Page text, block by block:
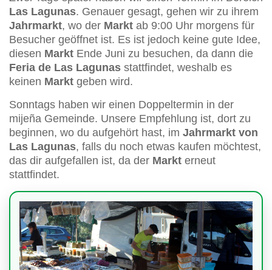
Las Lagunas. Genauer gesagt, gehen wir zu ihrem
Jahrmarkt, wo der Markt ab 9:00 Uhr morgens für
Besucher geöffnet ist. Es ist jedoch keine gute Idee,
diesen Markt Ende Juni zu besuchen, da dann die
Feria de Las Lagunas stattfindet, weshalb es
keinen Markt geben wird.
Sonntags haben wir einen Doppeltermin in der
mijeña Gemeinde. Unsere Empfehlung ist, dort zu
beginnen, wo du aufgehört hast, im Jahrmarkt von
Las Lagunas, falls du noch etwas kaufen möchtest,
das dir aufgefallen ist, da der Markt erneut
stattfindet.